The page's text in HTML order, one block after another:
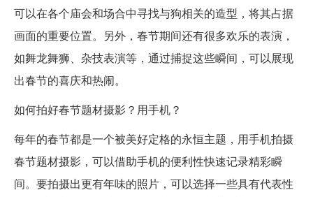
可以在各个庙会和场合中寻找与狗相关的造型，将其占据
画面的重要位置。另外，春节期间还有很多欢乐的表演，
如舞龙舞狮、杂技表演等，通过捕捉这些瞬间，可以展现
出春节的喜庆和热闹。
如何拍好春节题材摄影？用手机？
每年的春节都是一个被美好定格的永恒主题，用手机拍摄
春节题材摄影，可以借助手机的便利性快速记录精彩瞬
间。要拍摄出更有年味的照片，可以选择一些具有代表性